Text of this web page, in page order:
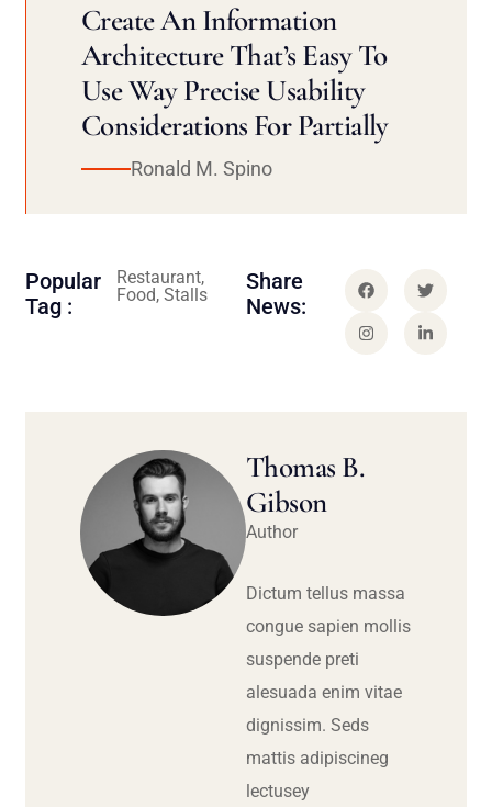
Create An Information
Architecture That’s Easy To
Use Way Precise Usability
Considerations For Partially
Ronald M. Spino
Popular
Tag :
Restaurant,
Food, Stalls
Share
News:
Thomas B.
Gibson
Author
Dictum tellus massa
congue sapien mollis
suspende preti
alesuada enim vitae
dignissim. Seds
mattis adipiscineg
lectusey